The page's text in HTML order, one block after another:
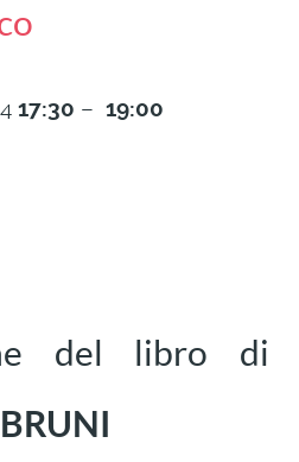
17:30 – 19:00
del libro di
BRUNI